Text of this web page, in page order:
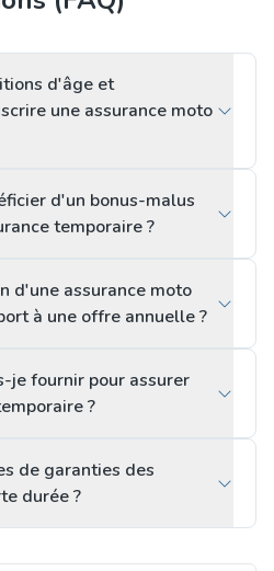
d'âge et
une assurance moto
d'un bonus-malus
temporaire ?
d'une assurance moto
à une offre annuelle ?
je fournir pour assurer
?
de garanties des
durée ?